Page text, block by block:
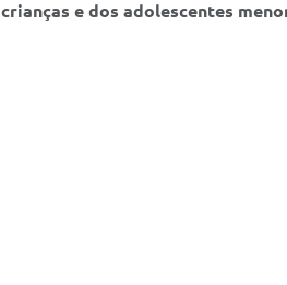
crianças e dos adolescentes